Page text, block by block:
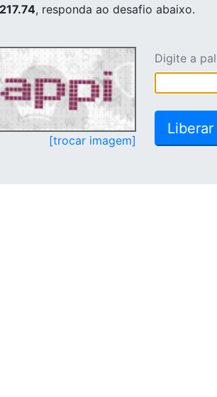
, responda ao desafio abaixo.
[trocar imagem]
Digite a